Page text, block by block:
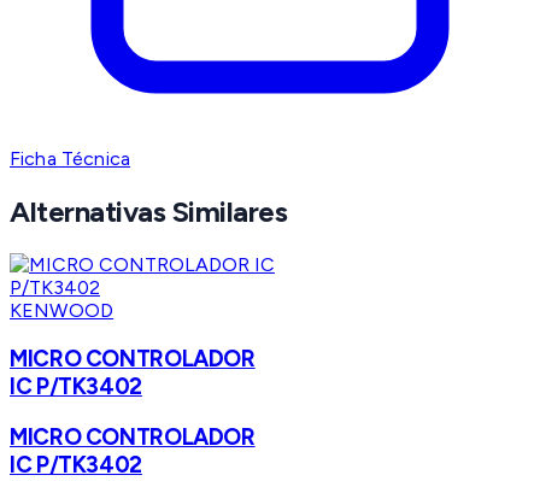
Ficha Técnica
Alternativas Similares
KENWOOD
MICRO CONTROLADOR
IC P/TK3402
MICRO CONTROLADOR
IC P/TK3402